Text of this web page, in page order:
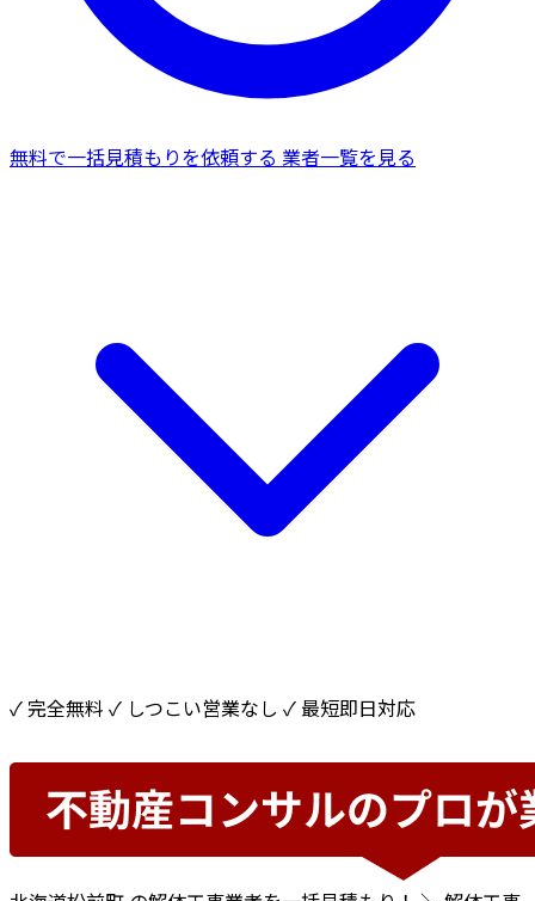
無料で一括見積もりを依頼する 業者一覧を見る
✓ 完全無料 ✓ しつこい営業なし ✓ 最短即日対応